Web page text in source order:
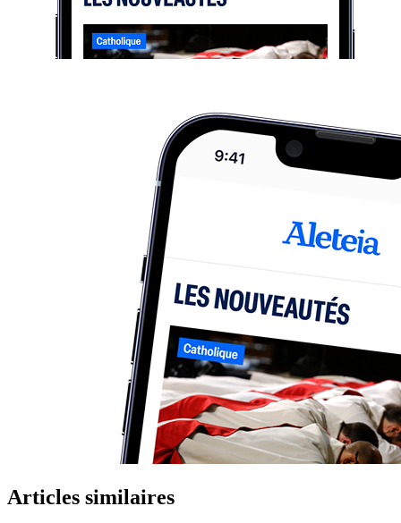
Articles similaires